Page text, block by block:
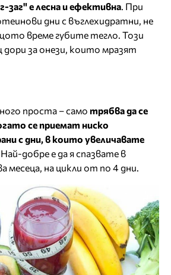
заг" е лесна и ефективна. При
дни с въглехидратни, не
време губите тегло. Този
за онези, които мразят
проста – само трябва да се
се приемат ниско
с дни, в които увеличавате
Най-добре е да я спазвате в
месеца, на цикли от по 4 дни.